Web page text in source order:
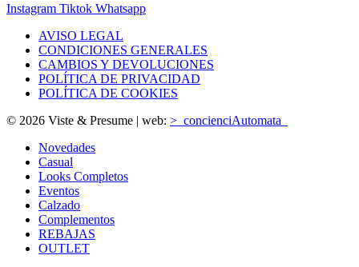
Instagram Tiktok Whatsapp
AVISO LEGAL
CONDICIONES GENERALES
CAMBIOS Y DEVOLUCIONES
POLÍTICA DE PRIVACIDAD
POLÍTICA DE COOKIES
© 2026 Viste & Presume | web: >_concienciAutomata_
Novedades
Casual
Looks Completos
Eventos
Calzado
Complementos
REBAJAS
OUTLET